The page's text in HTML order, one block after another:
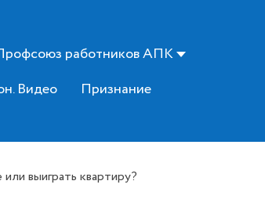
работников АПК
Видео
Признание
выиграть квартиру?